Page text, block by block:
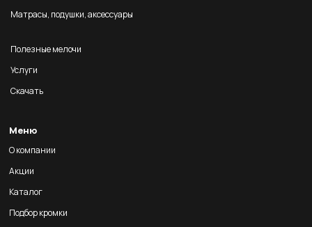
Матрасы, подушки, аксессуары
Полезные мелочи
Услуги
Скачать
Меню
О компании
Акции
Каталог
Подбор кромки